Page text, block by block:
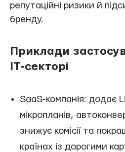
репутаційні ризики й
бренду.
Приклади
IT‑секторі
SaaS‑компанія: додає
мікропланів,
знижує комісії та
країнах із дорогими